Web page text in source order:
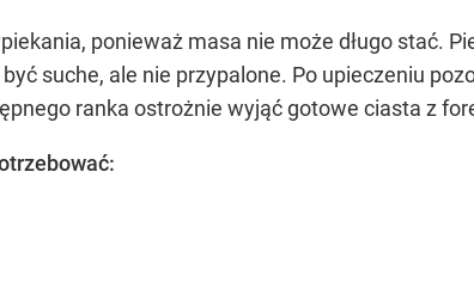
ponieważ masa nie może długo stać.
suche, ale nie przypalone. Po upieczeniu
ranka ostrożnie wyjąć gotowe ciasta z